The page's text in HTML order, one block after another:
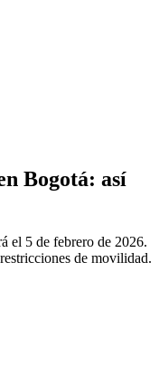
Bogotá: así
el 5 de febrero de 2026.
de movilidad.